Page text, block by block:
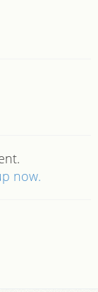
now.